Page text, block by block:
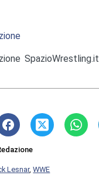
SpazioWrestling.it
Lesnar,WWE